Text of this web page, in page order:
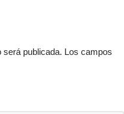
será publicada. Los campos